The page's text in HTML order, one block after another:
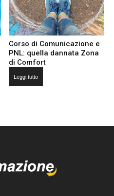
Corso di Comunicazione e
PNL: quella dannata Zona
di Comfort
Leggi tutto